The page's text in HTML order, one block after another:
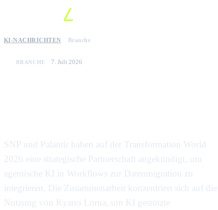
KI-NACHRICHTEN Branche
BRANCHE 7. Juli 2026
SNP und Palantir haben auf der Transformation World
2026 eine strategische Partnerschaft angekündigt, um
agentische KI in Workflows zur Datenmigration zu
integrieren. Die Zusammenarbeit konzentriert sich auf die
Nutzung von Kyano Lorna, um KI gestützte